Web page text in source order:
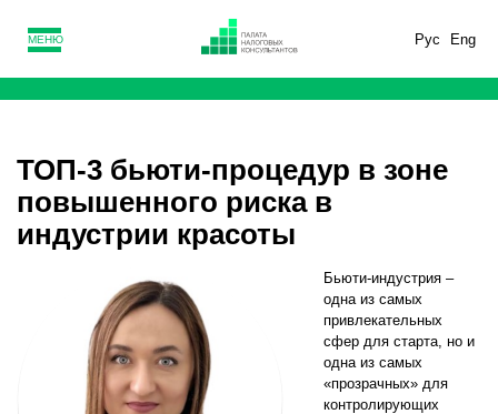
Рус Eng
МЕНЮ
ТОП-3 бьюти-процедур в зоне
повышенного риска в
индустрии красоты
Бьюти-индустрия –
одна из самых
привлекательных
сфер для старта, но и
одна из самых
«прозрачных» для
контролирующих